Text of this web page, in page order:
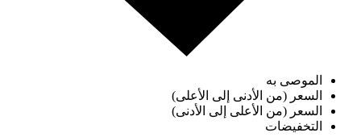
الموصى به
السعر (من الأدنى إلى الأعلى)
السعر (من الأعلى إلى الأدنى)
التخفيضات